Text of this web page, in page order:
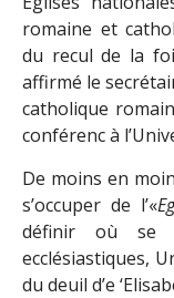
romaine et
du recul de la foi
affirmé le
catholique
conférenc à
De moins en
s’occuper de l’«
définir où se
ecclésiastiques,
du deuil d’e